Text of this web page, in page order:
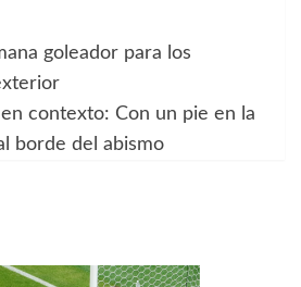
goleador para los
contexto: Con un pie en la
borde del abismo